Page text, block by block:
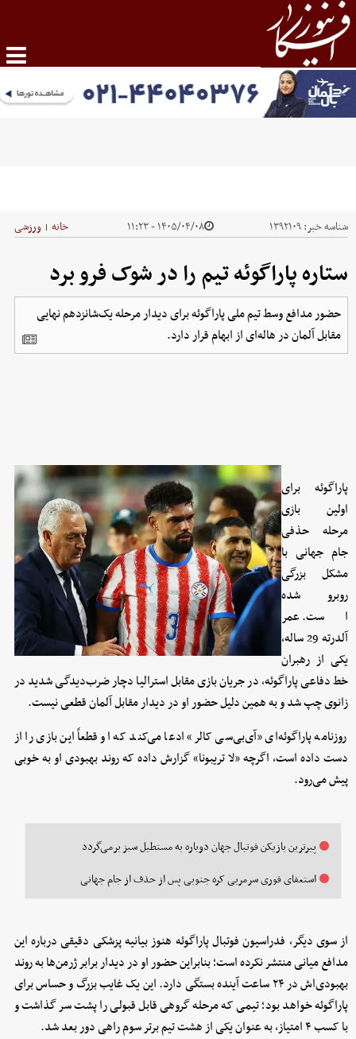
شناسه خبر:۱۳۹۲۱۰۹ ۱۴۰۵/۰۴/۰۸ - ۱۱:۲۳ خانه | ورزشی
ستاره پاراگوئه تیم را در شوک فرو برد
حضور مدافع وسط تیم ملی پاراگوئه برای دیدار مرحله یک‌شانزدهم نهایی
مقابل آلمان در هاله‌ای از ابهام قرار دارد.
پاراگوئه برای
اولین بازی
مرحله حذفی
جام جهانی با
مشکل بزرگی
روبرو شده
است. عمر
آلدرته 29 ساله،
یکی از رهبران
خط دفاعی پاراگوئه، در جریان بازی مقابل استرالیا دچار ضرب‌دیدگی شدید در
زانوی چپ شد و به همین دلیل حضور او در دیدار مقابل آلمان قطعی نیست.
روزنامه پاراگوئه‌ای «آی‌بی‌سی کالر» ادعا می‌کند که او قطعاً این بازی را از
دست داده است، اگرچه «لا تریبونا» گزارش داده که روند بهبودی او به خوبی
پیش می‌رود.
پیرترین بازیکن فوتبال جهان دوباره به مستطیل سبز برمی‌گردد
استعفای فوری سرمربی کره جنوبی پس از حذف از جام جهانی
از سوی دیگر، فدراسیون فوتبال پاراگوئه هنوز بیانیه پزشکی دقیقی درباره این
مدافع میانی منتشر نکرده است؛ بنابراین حضور او در دیدار برابر ژرمن‌ها به روند
بهبودی‌اش در ۲۴ ساعت آینده بستگی دارد. این یک غایب بزرگ و حساس برای
پاراگوئه خواهد بود؛ تیمی که مرحله گروهی قابل قبولی را پشت سر گذاشت و
با کسب ۴ امتیاز، به عنوان یکی از هشت تیم برتر سوم راهی دور بعد شد.